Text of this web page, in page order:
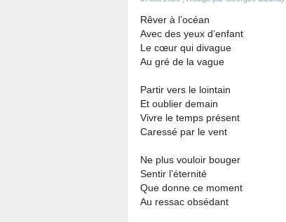
Rêver à l’océan
Avec des yeux d’enfant
Le cœur qui divague
Au gré de la vague
Partir vers le lointain
Et oublier demain
Vivre le temps présent
Caressé par le vent
Ne plus vouloir bouger
Sentir l’éternité
Que donne ce moment
Au ressac obsédant